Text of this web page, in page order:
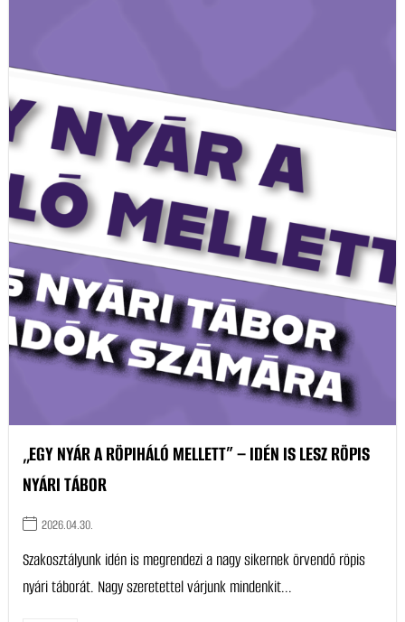
„EGY NYÁR A RÖPIHÁLÓ MELLETT” – IDÉN IS LESZ RÖPIS
NYÁRI TÁBOR
2026.04.30.
Szakosztályunk idén is megrendezi a nagy sikernek örvendő röpis
nyári táborát. Nagy szeretettel várjunk mindenkit...